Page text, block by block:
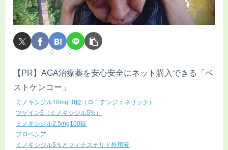
0 0
【PR】AGA治療薬を安心安全にネット購入できる「ベ
ストケンコー」
ミノキシジル10mg10錠（ロニテンジェネリック）
ツゲイン5（ミノキシジル5%）
ミノキシジル2.5mg100錠
プロペシア
ミノキシジル5％とフィナステリド外用液